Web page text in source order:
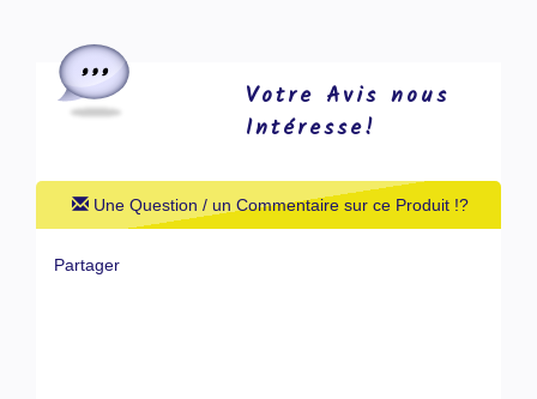
Votre Avis nous
Intéresse!
Une Question / un Commentaire sur ce Produit !?
Partager